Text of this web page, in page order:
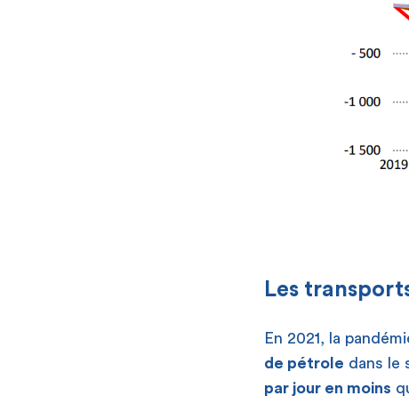
Les
En 2021, la
de pétrole dans le
par jour en moins